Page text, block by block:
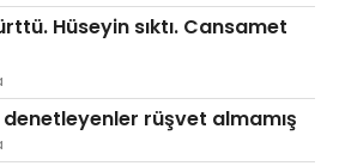
Hüseyin sıktı. Cansamet
rüşvet almamış